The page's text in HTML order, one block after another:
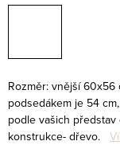
Rozměr: vnější 60x56
podsedákem je 54
podle vašich
konstrukce- dřevo.